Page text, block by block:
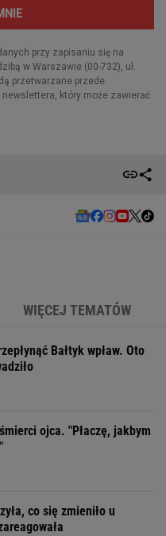
WIĘCEJ TEMATÓW
Bałtyk wpław. Oto
ojca. "Płaczę, jakbym
co się zmieniło u